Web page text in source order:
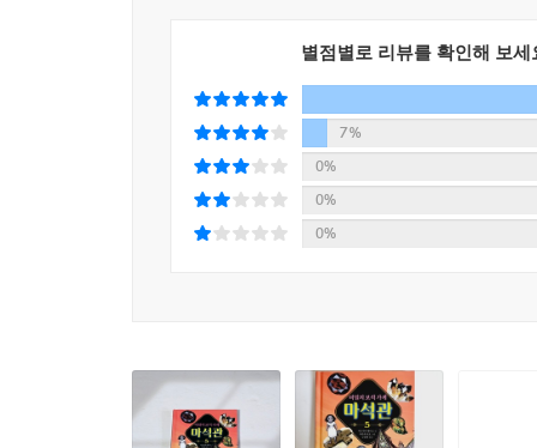
별점별로 리뷰를 확인해 보세
7%
0%
0%
0%